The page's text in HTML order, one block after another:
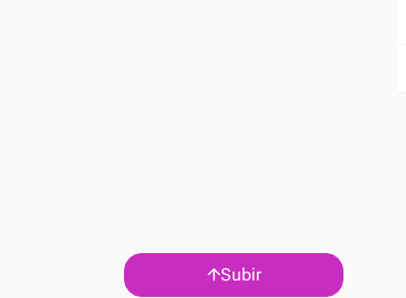
Subir